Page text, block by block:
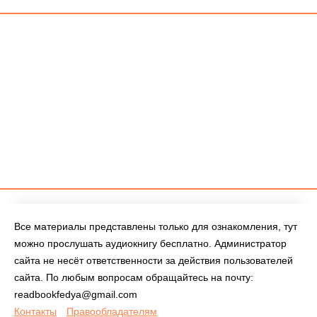
Все материалы представлены только для ознакомления, тут
можно прослушать аудиокнигу бесплатно. Администратор
сайта не несёт ответственности за действия пользователей
сайта. По любым вопросам обращайтесь на почту:
readbookfedya@gmail.com
Контакты
Правообладателям